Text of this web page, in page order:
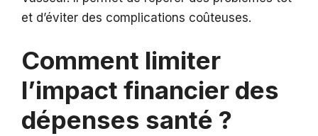
et d’éviter des complications coûteuses.
Comment limiter
l’impact financier des
dépenses santé ?